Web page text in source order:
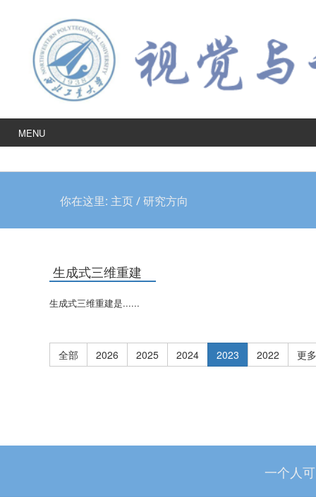
MENU
你在这里: 主页 / 研究方向
生成式三维重建
生成式三维重建是......
全部 2026 2025 2024 2023 2022 更
一个人